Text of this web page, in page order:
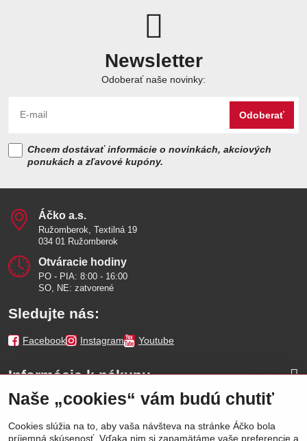
Newsletter
Odoberať naše novinky:
Odoberať
Chcem dostávať informácie o novinkách, akciových
ponukách a zľavové kupóny.
Áčko a​.s​.
Ružomberok, Textilná 19
034 01 Ružomberok
Otváracie hodiny
PO - PIA: 8:00 - 16:00
SO, NE: zatvorené
Sledujte nás:
Facebook Instagram Youtube
Informácie k nákupu
Naše značky
Naše „cookies“ vám budú chutiť
Cookies slúžia na to, aby vaša návšteva na stránke Áčko bola
príjemná skúsenosť. Vďaka nim si zapamätáme vaše preferencie a